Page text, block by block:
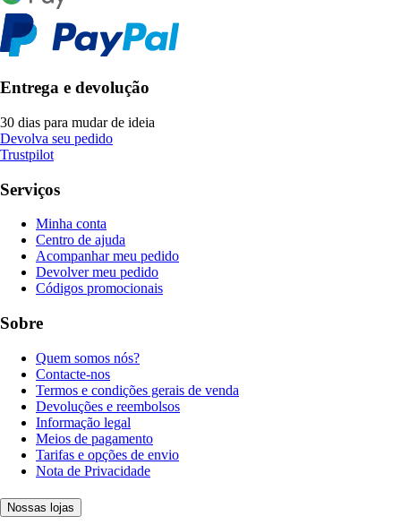
Entrega e devolução
30 dias para mudar de ideia
Devolva seu pedido
Trustpilot
Serviços
Minha conta
Centro de ajuda
Acompanhar meu pedido
Devolver meu pedido
Códigos promocionais
Sobre
Quem somos nós?
Contacte-nos
Termos e condições gerais de venda
Devoluções e reembolsos
Informação legal
Meios de pagamento
Tarifas e opções de envio
Nota de Privacidade
Nossas lojas